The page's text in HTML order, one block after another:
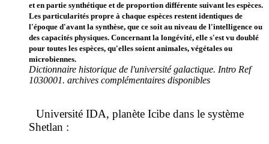
et en partie synthétique et de proportion différente suivant les espèces.
Les particularités propre à chaque espèces restent identiques de
l'époque d'avant la synthèse, que ce soit au niveau de l'intelligence ou
des capacités physiques. Concernant la longévité, elle s'est vu doublé
pour toutes les espèces, qu'elles soient animales, végétales ou
microbiennes.
Dictionnaire historique de l'université galactique. Intro Ref
1030001. archives complémentaires disponibles
Université IDA, planète Icibe dans le système
Shetlan :